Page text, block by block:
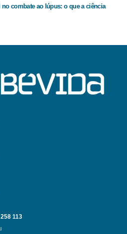
combate ao lúpus: o que a ciência
113